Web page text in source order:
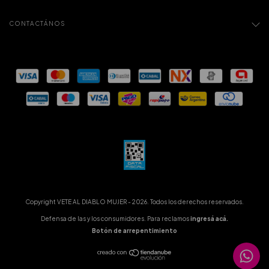
CONTACTÁNOS
Copyright VETE AL DIABLO MUJER - 2026. Todos los derechos reservados.
Defensa de las y los consumidores. Para reclamosingresá acá.
Botón de arrepentimiento